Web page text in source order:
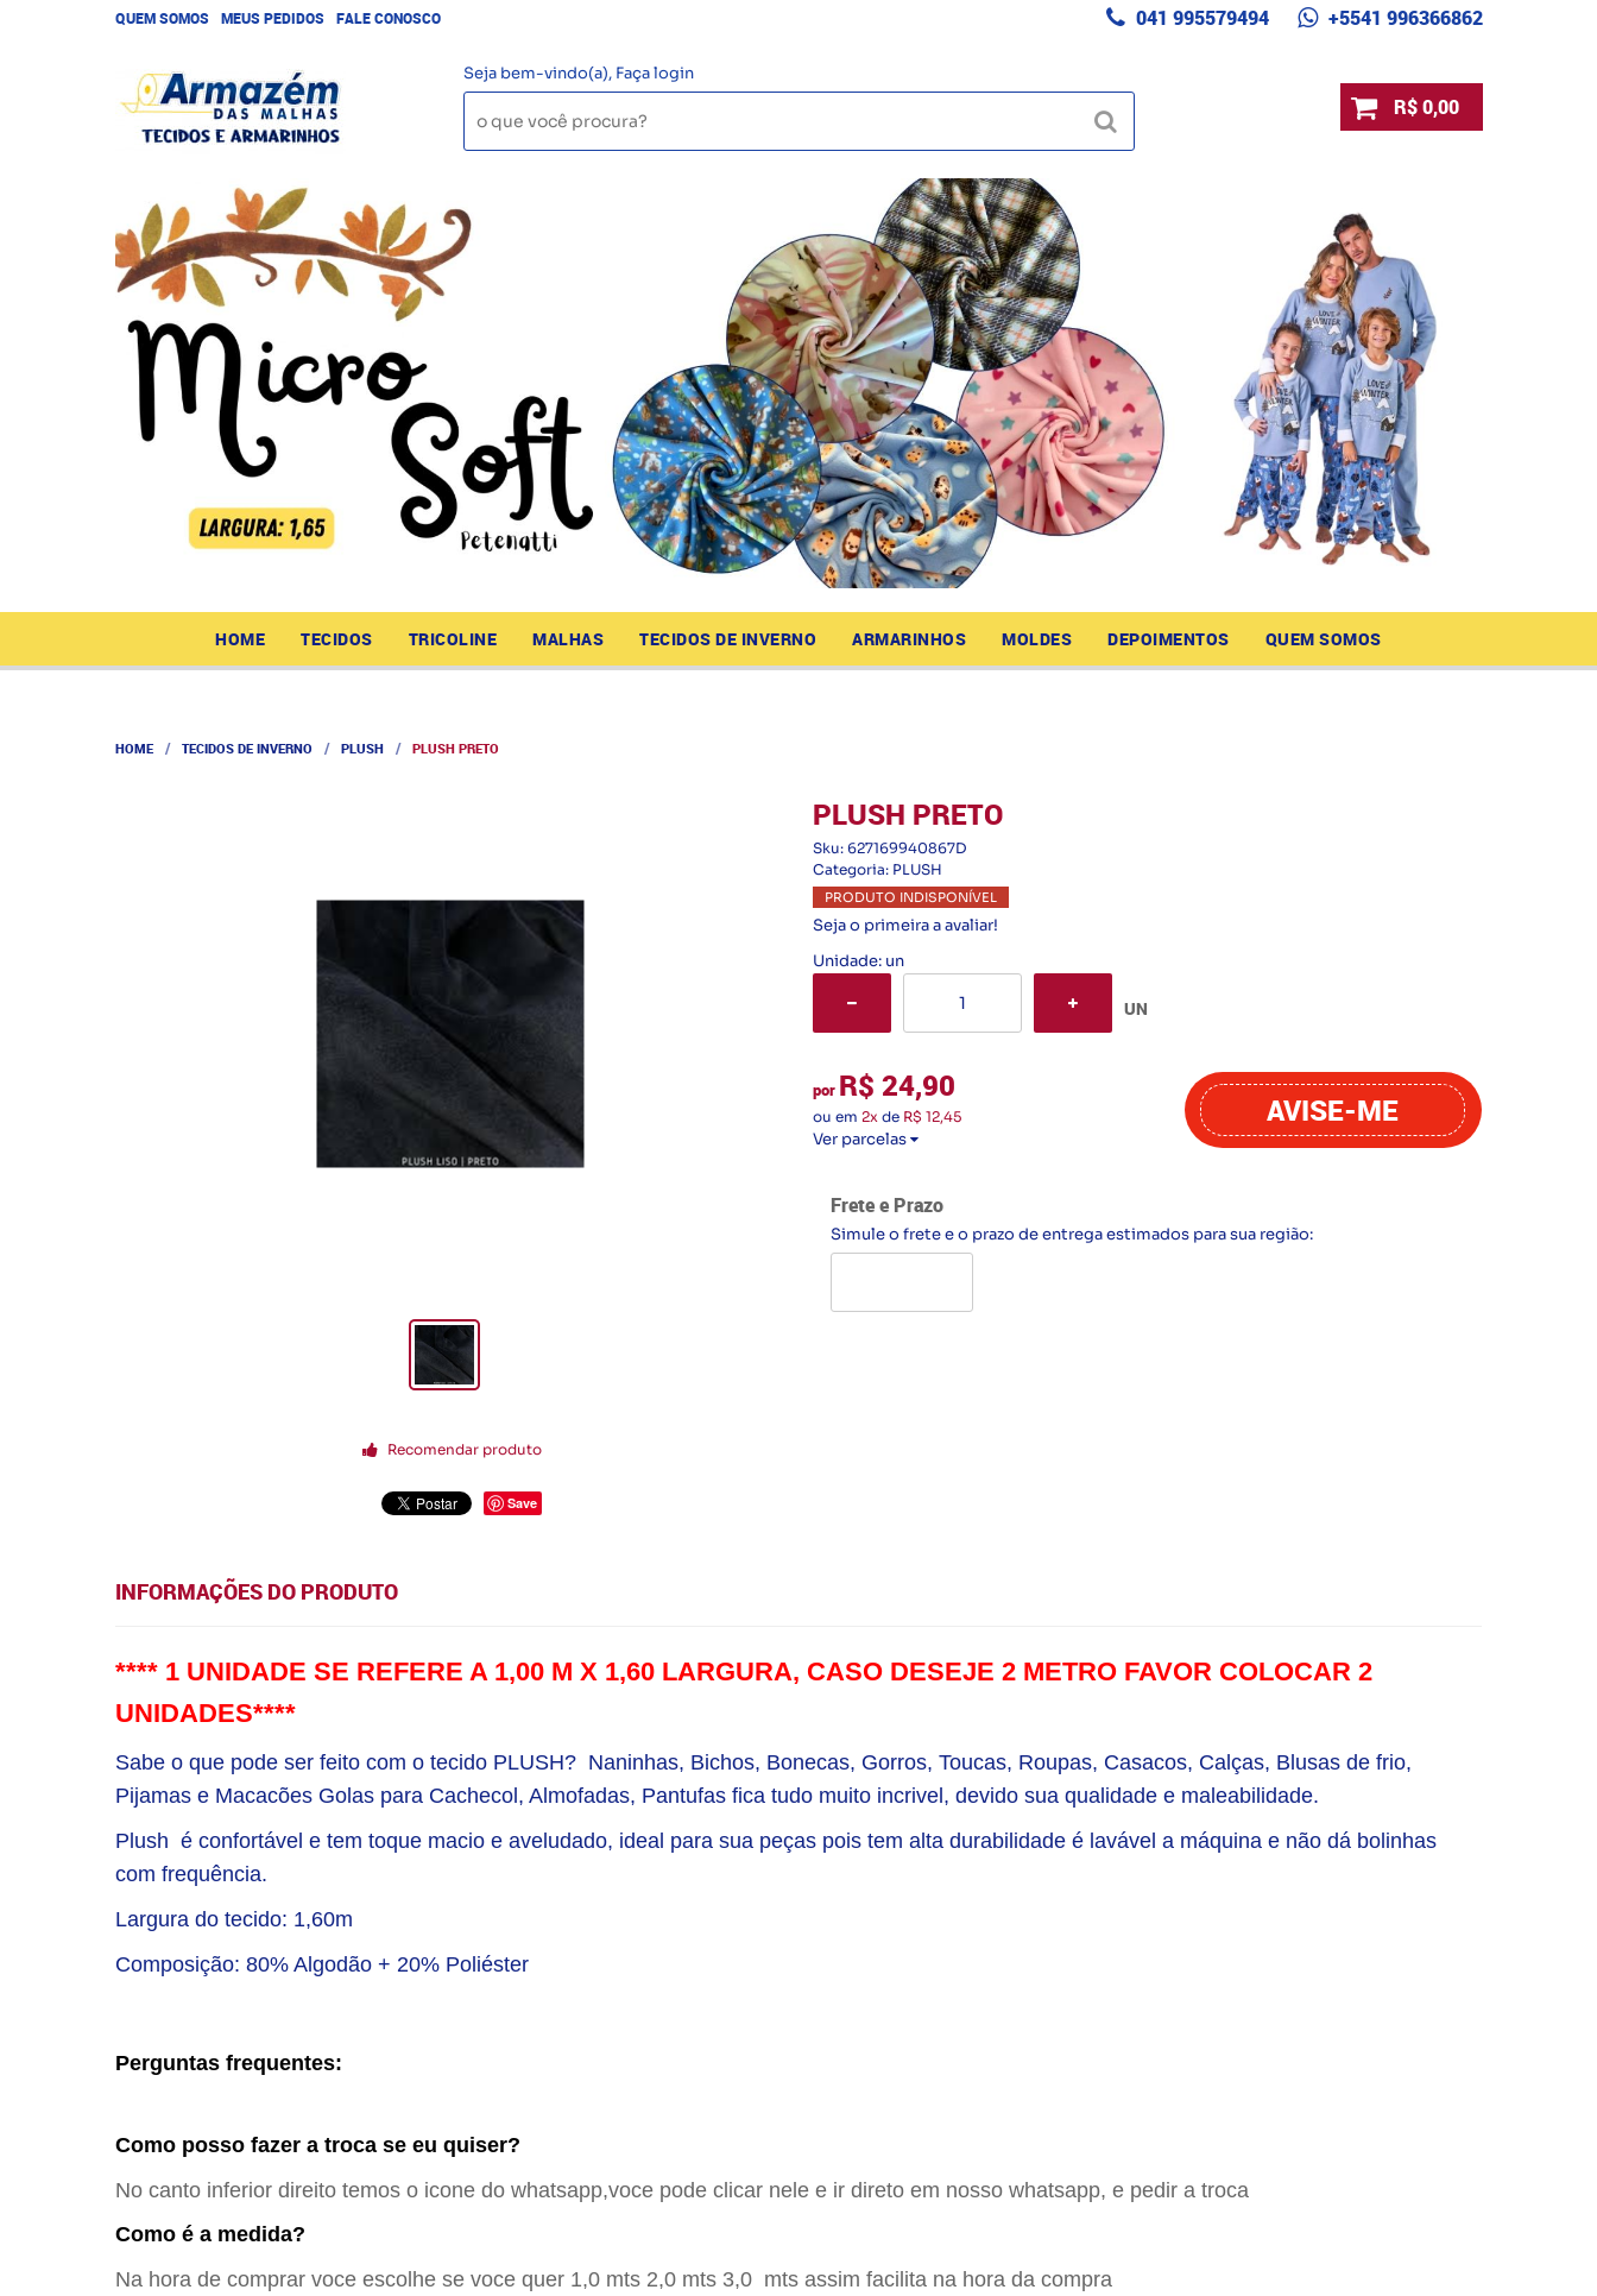
QUEM SOMOS MEUS PEDIDOS FALE CONOSCO 041 995579494 +5541 996366862
Seja bem-vindo(a), Faça login
R$ 0,00
HOME TECIDOS TRICOLINE MALHAS TECIDOS DE INVERNO ARMARINHOS MOLDES DEPOIMENTOS QUEM SOMOS
HOME TECIDOS DE INVERNO PLUSH PLUSH PRETO
Recomendar produto
Save
PLUSH PRETO
Sku: 627169940867D
Categoria: PLUSH
PRODUTO INDISPONÍVEL
Seja o primeira a avaliar!
Unidade: un
UN
por R$ 24,90
ou em 2xde R$ 12,45
Ver parcelas
AVISE-ME
Frete e Prazo
Simule o frete e o prazo de entrega estimados para sua região:
INFORMAÇÕES DO PRODUTO
**** 1 UNIDADE SE REFERE A 1,00 M X 1,60 LARGURA, CASO DESEJE 2 METRO FAVOR COLOCAR 2
UNIDADES****
Sabe o que pode ser feito com o tecido PLUSH? Naninhas, Bichos, Bonecas, Gorros, Toucas, Roupas, Casacos, Calças, Blusas de frio,
Pijamas e Macacões Golas para Cachecol, Almofadas, Pantufas fica tudo muito incrivel, devido sua qualidade e maleabilidade.
Plush é confortável e tem toque macio e aveludado, ideal para sua peças pois tem alta durabilidade é lavável a máquina e não dá bolinhas
com frequência.
Largura do tecido: 1,60m
Composição: 80% Algodão + 20% Poliéster
Perguntas frequentes:
Como posso fazer a troca se eu quiser?
No canto inferior direito temos o icone do whatsapp,voce pode clicar nele e ir direto em nosso whatsapp, e pedir a troca
Como é a medida?
Na hora de comprar voce escolhe se voce quer 1,0 mts 2,0 mts 3,0 mts assim facilita na hora da compra